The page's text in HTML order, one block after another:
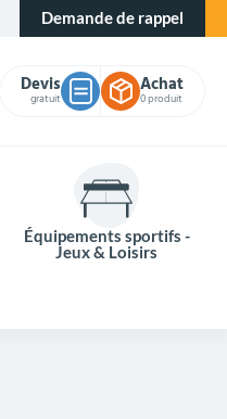
Demande de rappel
Devis
gratuit
Achat
0 produit
Équipements sportifs -
Jeux & Loisirs